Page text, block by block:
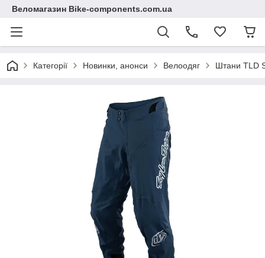
Веломагазин Bike-components.com.ua
Категорії Новинки, анонси Велоодяг Штани TLD